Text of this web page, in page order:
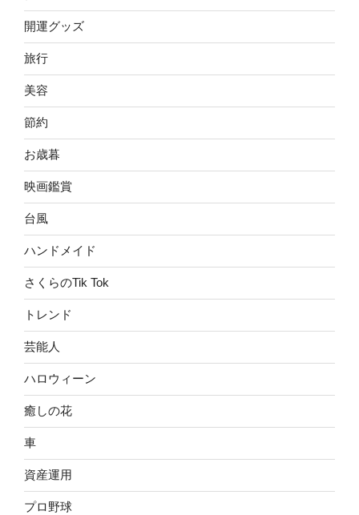
開運グッズ
旅行
美容
節約
お歳暮
映画鑑賞
台風
ハンドメイド
さくらのTik Tok
トレンド
芸能人
ハロウィーン
癒しの花
車
資産運用
プロ野球